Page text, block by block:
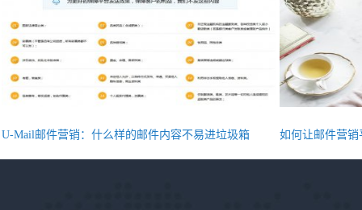
U-Mail邮件营销：什么样的邮件内容不易进垃圾箱 如何让邮件营